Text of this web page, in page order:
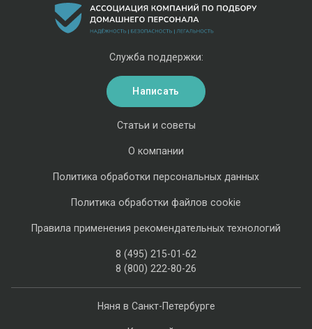
Няня в Санкт-Петербурге
Статьи и советы
О компании
Политика обработки персональных данных
Политика обработки файлов cookie
Правила применения рекомендательных технологий
8 (495) 215-01-62
8 (800) 222-80-26
Служба поддержки:
Написать